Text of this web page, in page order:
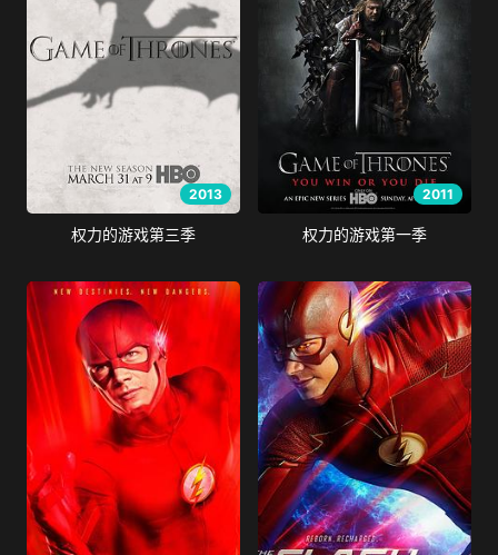
2013
权力的游戏第三季
2011
权力的游戏第一季